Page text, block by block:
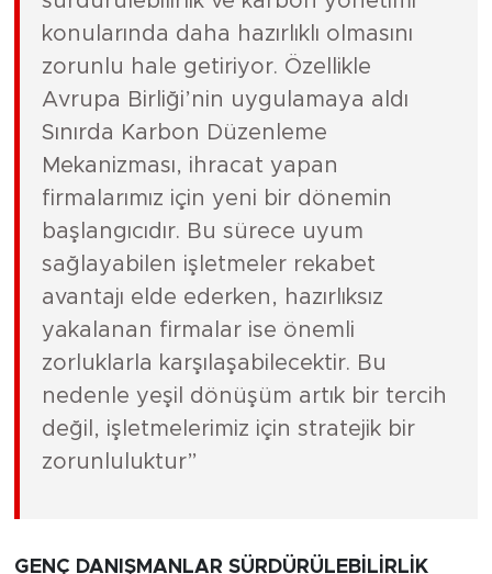
konularında daha hazırlıklı olmasını
zorunlu hale getiriyor. Özellikle
Avrupa Birliği’nin uygulamaya aldı
Sınırda Karbon Düzenleme
Mekanizması, ihracat yapan
firmalarımız için yeni bir dönemin
başlangıcıdır. Bu sürece uyum
sağlayabilen işletmeler rekabet
avantajı elde ederken, hazırlıksız
yakalanan firmalar ise önemli
zorluklarla karşılaşabilecektir. Bu
nedenle yeşil dönüşüm artık bir tercih
değil, işletmelerimiz için stratejik bir
zorunluluktur”
GENÇ DANIŞMANLAR SÜRDÜRÜLEBİLİRLİK